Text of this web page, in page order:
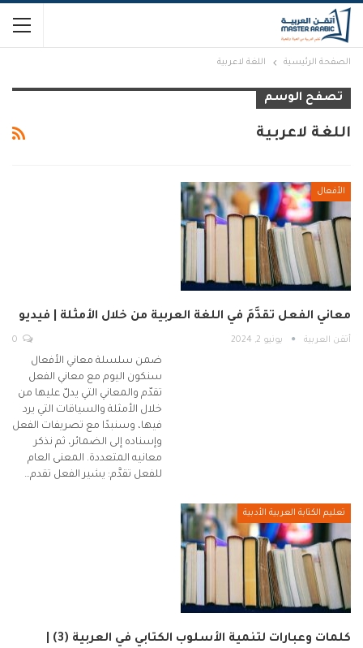
الصفحة الرئيسية اللغة لاعربية
تصفح الوسم
اللغة لاعربية
الأفعال
معاني الفعل تقدَّمَ في اللغة العربية من خلال الأمثلة | فيديو
أتقن العربية يونيو 2, 2024
ضمن سلسلة معاني الأفعال
سنكون اليوم مع معاني الفعل
تقدّم والمعاني التي يدلّ عليها من
خلال الأمثلة والسياقات التي يرد
فيها، وسنبدًا مع تصريفات الفعل
وإسناده إلى الضمائر، ثم نذكر
معانيه المتعددة. المعنى العام
للفعل تقدَّم: يشير الفعل تقدم…
تعليم الكتابة العربية الأدبية
كلمات وعبارات لتنمية الأسلوب الكتابي في العربية (3) |